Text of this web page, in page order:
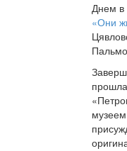
Днем в
«Они